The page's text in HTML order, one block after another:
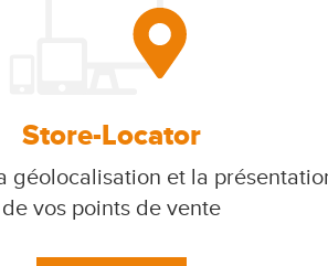
Store-Locator
géolocalisation et la
de vos points de vente